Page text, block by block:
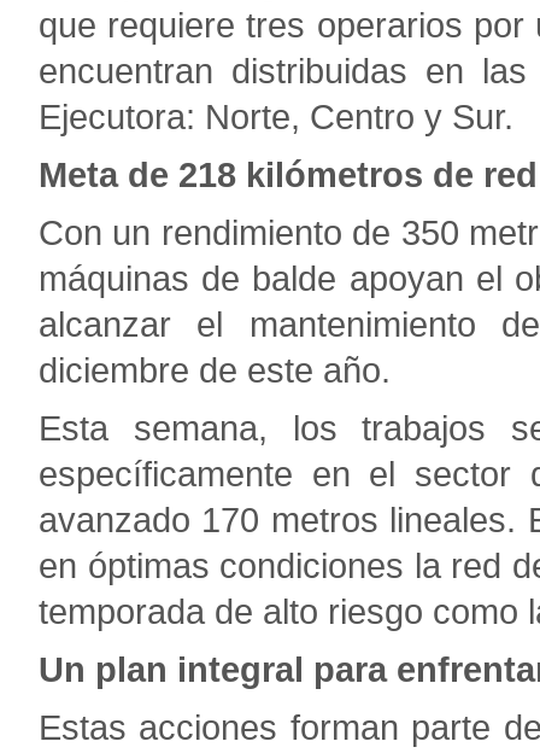
que requiere tres operarios
encuentran distribuidas en
Ejecutora: Norte, Centro y Sur.
Meta de 218 kilómetros de red
Con un rendimiento de 350
máquinas de balde apoyan el
alcanzar el mantenimiento
diciembre de este año.
Esta semana, los trabajos
específicamente en el
avanzado 170 metros lineales.
en óptimas condiciones la red
temporada de alto riesgo como
Un plan integral para
Estas acciones forman parte